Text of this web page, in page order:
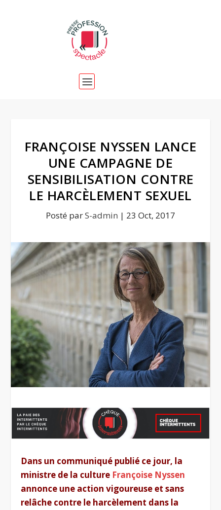
FRANÇOISE NYSSEN LANCE
UNE CAMPAGNE DE
SENSIBILISATION CONTRE
LE HARCÈLEMENT SEXUEL
Posté parS-admin | 23 Oct, 2017
Dans un communiqué publié ce jour, la
ministre de la culture Françoise Nyssen
annonce une action vigoureuse et sans
relâche contre le harcèlement dans la